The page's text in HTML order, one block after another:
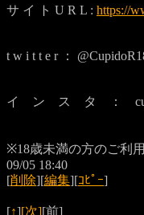
サ イ ト U R L : https://
t w i t t e r ：
イ ン ス タ ：
※18歳未満の方のご利
09/05 18:40
[削除][編集][ｺﾋﾟｰ]
[↑][次][前]